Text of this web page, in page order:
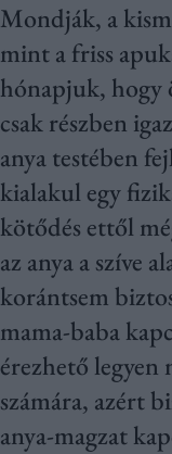
Mondják, a
mint a friss
hónapjuk, hogy
csak részben
anya testében
kialakul egy
kötődés ettől
az anya a szíve
korántsem
mama-baba
érezhető legyen
számára, azért
anya-magzat